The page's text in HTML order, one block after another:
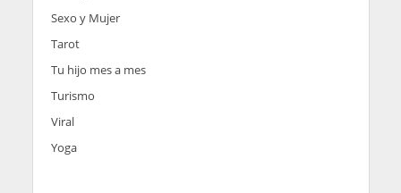
Sexo y Mujer
Tarot
Tu hijo mes a mes
Turismo
Viral
Yoga